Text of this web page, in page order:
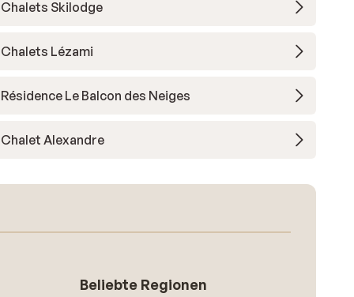
Chalets Skilodge
Chalets Lézami
Résidence Le Balcon des Neiges
Chalet Alexandre
Beliebte Regionen